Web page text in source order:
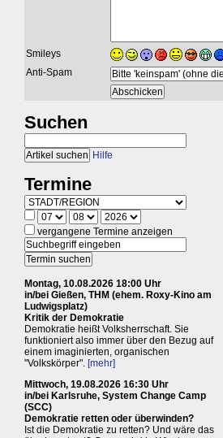
Smileys
Anti-Spam
Suchen
Hilfe
Termine
vergangene Termine anzeigen
Montag, 10.08.2026 18:00 Uhr
in/bei Gießen, THM (ehem. Roxy-Kino am
Ludwigsplatz)
Kritik der Demokratie
Demokratie heißt Volksherrschaft. Sie
funktioniert also immer über den Bezug auf
einem imaginierten, organischen
"Volkskörper". [mehr]
Mittwoch, 19.08.2026 16:30 Uhr
in/bei Karlsruhe, System Change Camp
(SCC)
Demokratie retten oder überwinden?
Ist die Demokratie zu retten? Und wäre das